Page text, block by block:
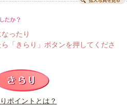
したか？
ったり
「きらり」ボタンを押してくださ
ポイントとは？